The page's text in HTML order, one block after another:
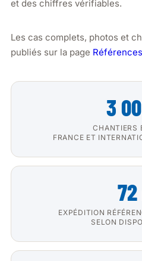
et des chiffres vérifiables.
Les cas complets, photos et
publiés sur la page Références
3
CHANTIERS
FRANCE ET
72
EXPÉDITION
SELON